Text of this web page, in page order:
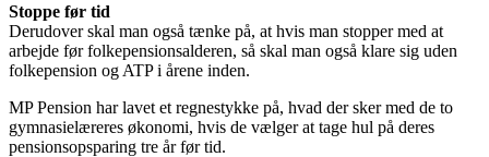
Stoppe før tid
Derudover skal man også tænke på, at hvis man stopper med at
arbejde før folke­pensionsalderen, så skal man også klare sig uden
folkepension og ATP i årene ­inden.
MP Pension har lavet et regnestykke på, hvad der sker med de to
gymnasielæreres økonomi, hvis de vælger at tage hul på deres
pensionsopsparing tre år før tid.